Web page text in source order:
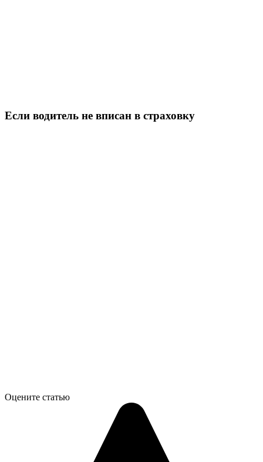
Если водитель не вписан в страховку
Оцените статью